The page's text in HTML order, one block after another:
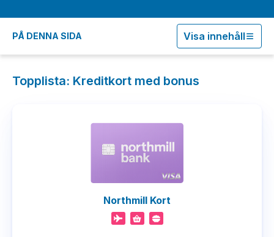
PÅ DENNA SIDA Visa innehåll
Topplista: Kreditkort med bonus
Northmill Kort